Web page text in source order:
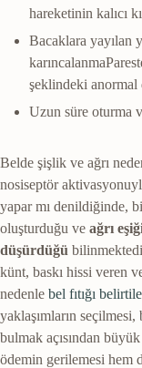
hareketinin kalıcı
Bacaklara yayılan
karıncalanma
şeklindeki anormal
Uzun süre oturma
Belde şişlik ve ağrı
nosiseptör
yapar mı denildiğinde,
oluşturduğu ve ağrı
düşürdüğü
künt, baskı hissi veren
nedenle bel fıtığı
yaklaşımların
bulmak açısından
ödemin gerilemesi hem